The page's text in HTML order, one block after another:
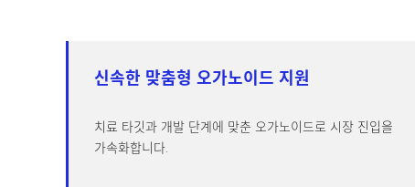
신속한 맞춤형 오가노이드 지원
치료 타깃과 개발 단계에 맞춘 오가노이드로 시장 진입을
가속화합니다.